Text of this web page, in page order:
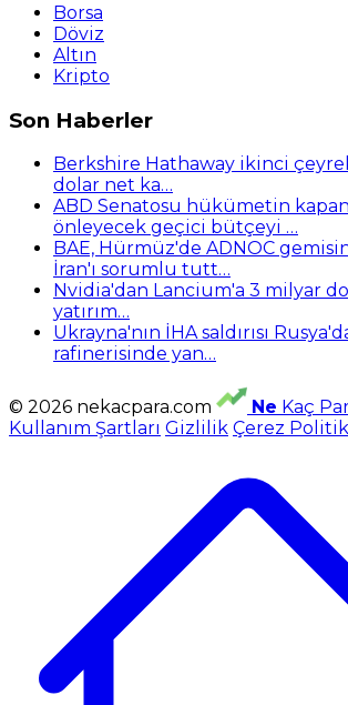
Borsa
Döviz
Altın
Kripto
Son Haberler
Berkshire Hathaway ikinci
dolar net ka…
ABD Senatosu hükümetin
önleyecek geçici bütçeyi …
BAE, Hürmüz'de ADNOC
İran'ı sorumlu tutt…
Nvidia'dan Lancium'a 3 milyar
yatırım…
Ukrayna'nın İHA saldırısı
rafinerisinde yan…
© 2026 nekacpara.com Ne Kaç
Kullanım Şartları Gizlilik Çerez